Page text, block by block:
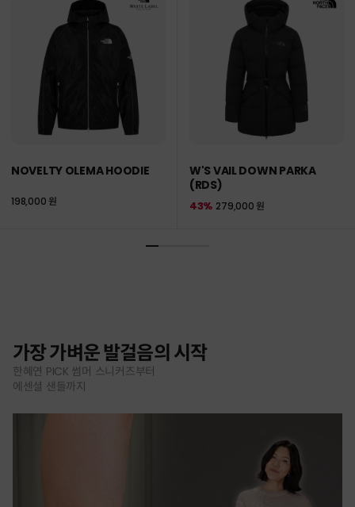
NOVELTY OLEMA HOODIE
198,000 원
W'S VAIL DOWN PARKA
(RDS)
279,000 원
43%
가장 가벼운 발걸음의 시작
한혜연 PICK 썸머 스니커즈부터
에센셜 샌들까지